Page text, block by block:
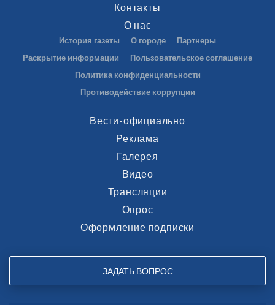
Контакты
О нас
История газеты О городе
Партнеры
Раскрытие информации
Пользовательское соглашение
Политика конфиденциальности
Противодействие коррупции
Вести-официально
Реклама
Галерея
Видео
Трансляции
Опрос
Оформление подписки
ЗАДАТЬ ВОПРОС